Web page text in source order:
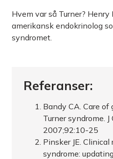
Hvem var så Turner?
amerikansk endokrinolog
syndromet.
Referanser:
Bandy CA. Care
Turner syndrome.
2007;92:10-25
Pinsker JE.
syndrome: